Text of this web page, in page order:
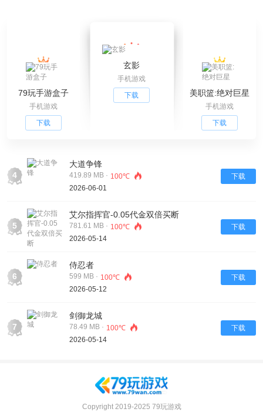
79玩手游盒子
手机游戏
下载
玄影
手机游戏
下载
美职篮:绝对巨星
手机游戏
下载
4
大道争锋
419.89 MB · 100℃
2026-06-01
下载
5
艾尔指挥官-0.05代金双倍买断
781.61 MB · 100℃
2026-05-14
下载
6
侍忍者
599 MB · 100℃
2026-05-12
下载
7
剑御龙城
78.49 MB · 100℃
2026-05-14
下载
Copyright 2019-2025 79玩游戏